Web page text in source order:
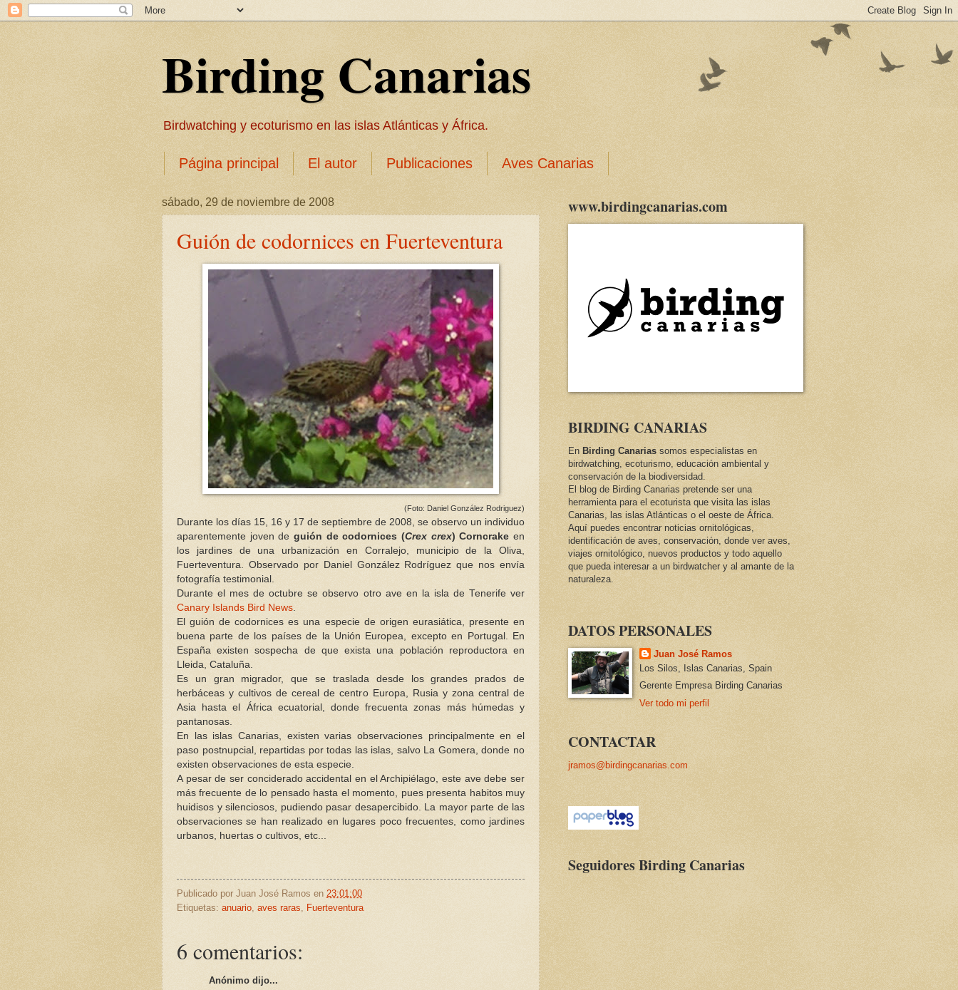
Birding Canarias
Birdwatching y ecoturismo en las islas Atlánticas y África.
Página principal El autor Publicaciones Aves Canarias
sábado, 29 de noviembre de 2008
Guión de codornices en Fuerteventura
(Foto: Daniel González Rodriguez)
Durante los días 15, 16 y 17 de septiembre de 2008, se observo un individuo
aparentemente joven de guión de codornices (Crex crex) Corncrake en
los jardines de una urbanización en Corralejo, municipio de la Oliva,
Fuerteventura. Observado por Daniel González Rodríguez que nos envía
fotografía testimonial.
Durante el mes de octubre se observo otro ave en la isla de Tenerife ver
Canary Islands Bird News
El guión de codornices es una especie de origen eurasiática, presente en
buena parte de los países de la Unión Europea, excepto en Portugal. En
España existen sospecha de que exista una población reproductora en
Lleida, Cataluña.
Es un gran migrador, que se traslada desde los grandes prados de
herbáceas y cultivos de cereal de centro Europa, Rusia y zona central de
Asia hasta el África ecuatorial, donde frecuenta zonas más húmedas y
pantanosas.
En las islas Canarias, existen varias observaciones principalmente en el
paso postnupcial, repartidas por todas las islas, salvo La Gomera, donde no
existen observaciones de esta especie.
A pesar de ser conciderado accidental en el Archipiélago, este ave debe ser
más frecuente de lo pensado hasta el momento, pues presenta habitos muy
huidisos y silenciosos, pudiendo pasar desapercibido. La mayor parte de las
observaciones se han realizado en lugares poco frecuentes, como jardines
urbanos, huertas o cultivos, etc...
Publicado por Juan José Ramos en 23:01:00
Etiquetas: anuario aves raras Fuerteventura
6 comentarios:
Anónimo dijo...
www.birdingcanarias.com
BIRDING CANARIAS
En Birding Canarias somos especialistas en
birdwatching, ecoturismo, educación ambiental y
conservación de la biodiversidad.
El blog de Birding Canarias pretende ser una
herramienta para el ecoturista que visita las islas
Canarias, las islas Atlánticas o el oeste de África.
Aquí puedes encontrar noticias ornitológicas,
identificación de aves, conservación, donde ver aves,
viajes ornitológico, nuevos productos y todo aquello
que pueda interesar a un birdwatcher y al amante de la
naturaleza.
DATOS PERSONALES
Juan José Ramos
Los Silos, Islas Canarias, Spain
Gerente Empresa Birding Canarias
Ver todo mi perfil
CONTACTAR
jramos@birdingcanarias.com
Seguidores Birding Canarias